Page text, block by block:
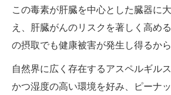
この毒素が肝臓を中心とした臓器に
え、肝臓がんのリスクを著しく高め
の摂取でも健康被害が発生し得るから
自然界に広く存在するアスペルギル
かつ湿度の高い環境を好み、ピーナ